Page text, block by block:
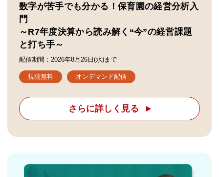
数字が苦手でも分かる！保育園の経営分析入
門
～R7年度決算から読み解く“今”の経営課題
と打ち手～
配信期間：2026年8月26日(水)まで
視聴無料 オンデマンド配信
さらに詳しく見る